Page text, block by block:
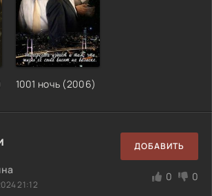
1001 ночь (2006)
ДОБАВИТЬ
21:12
0 0